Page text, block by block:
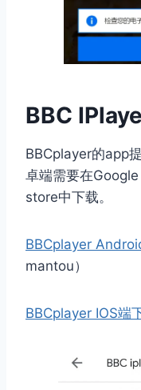
BBC
BBCplayer的app
卓端需要在
store中下载。
BBCplayer
mantou）
BBCplayer IOS端